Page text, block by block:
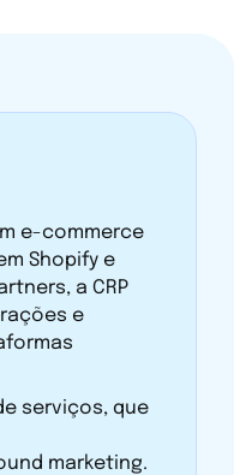
e-commerce
Shopify e
a CRP
e
serviços, que
marketing.